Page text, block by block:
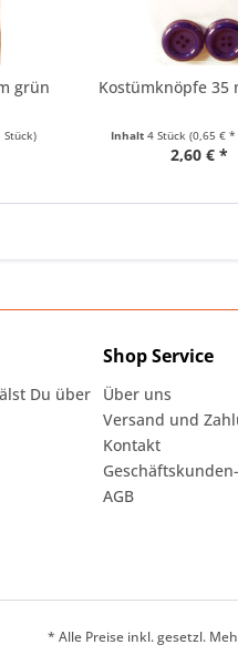
grün Kostümknöpfe 35
Inhalt 4 Stück (0,65 € *
2,60 € *
Du über
Shop Service
Über uns
Versand und
Kontakt
AGB
* Alle Preise inkl. gesetzl.